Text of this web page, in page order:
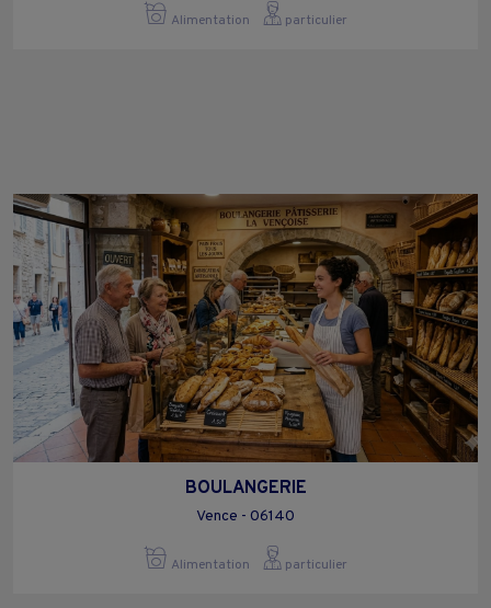
Alimentation particulier
BOULANGERIE
Vence - 06140
Alimentation particulier